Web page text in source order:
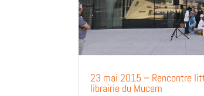
23 mai 2015 – Rencontre
librairie du Mucem